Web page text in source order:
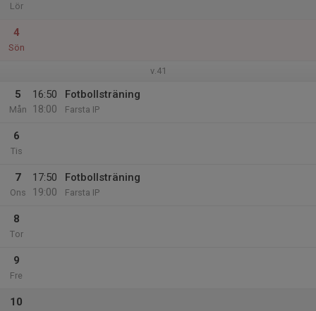
Lör
4
Sön
v.41
5
Mån
16:50
18:00
Fotbollsträning
Farsta IP
6
Tis
7
Ons
17:50
19:00
Fotbollsträning
Farsta IP
8
Tor
9
Fre
10